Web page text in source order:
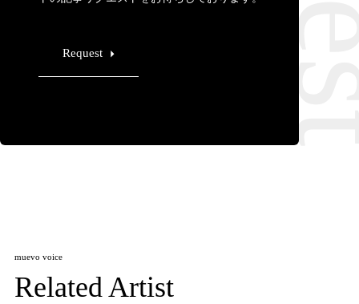
Request
muevo voice
Related Artist